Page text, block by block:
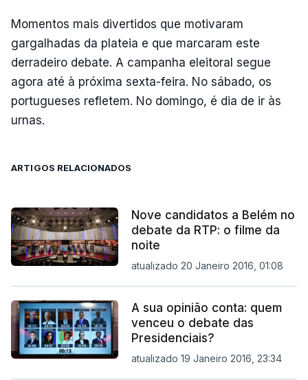
Momentos mais divertidos que motivaram
gargalhadas da plateia e que marcaram este
derradeiro debate. A campanha eleitoral segue
agora até à próxima sexta-feira. No sábado, os
portugueses refletem. No domingo, é dia de ir às
urnas.
ARTIGOS RELACIONADOS
Nove candidatos a Belém no
debate da RTP: o filme da
noite
atualizado 20 Janeiro 2016, 01:08
A sua opinião conta: quem
venceu o debate das
Presidenciais?
atualizado 19 Janeiro 2016, 23:34